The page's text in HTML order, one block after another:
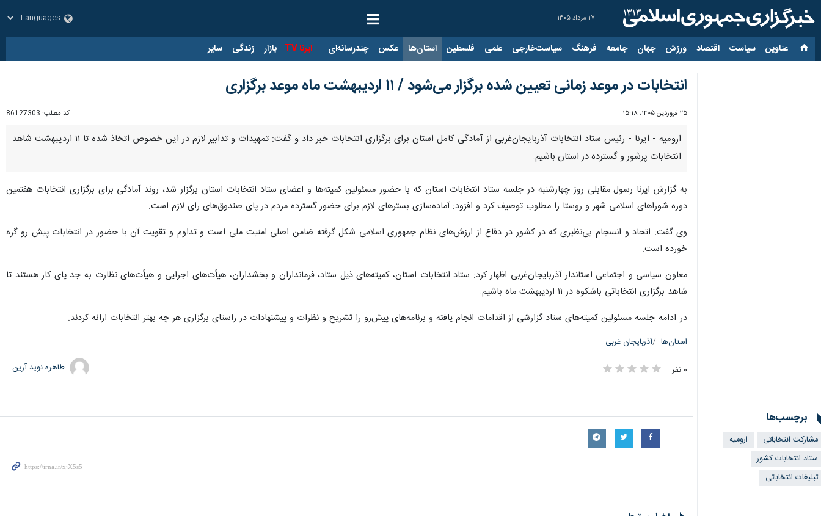
۱۷ مرداد ۱۴۰۵
عناوین‌ سیاست اقتصاد ورزش جهان جامعه فرهنگ سیاست‌خارجی علمی فلسطین استان‌ها عکس چندرسانه‌ای ایرنا TV بازار زندگی سایر
انتخابات در موعد زمانی تعیین شده برگزار می‌شود / ۱۱ اردیبهشت ماه موعد برگزاری
۲۵ فروردین ۱۴۰۵، ۱۵:۱۸ کد مطلب: 86127303
ارومیه - ایرنا - رئیس ستاد انتخابات آذربایجان‌غربی از آمادگی کامل استان برای برگزاری انتخابات خبر داد و گفت: تمهیدات و تدابیر لازم در این خصوص اتخاذ شده تا ۱۱ اردیبهشت شاهد
انتخابات پرشور و گسترده در استان باشیم.
به گزارش ایرنا رسول مقابلی روز چهارشنبه در جلسه ستاد انتخابات استان که با حضور مسئولین کمیته‌ها و اعضای ستاد انتخابات استان برگزار شد، روند آمادگی برای برگزاری انتخابات هفتمین
دوره شوراهای اسلامی شهر و روستا را مطلوب توصیف کرد و افزود: آماده‌سازی بسترهای لازم برای حضور گسترده مردم در پای صندوق‌های رای لازم است.
وی گفت: اتحاد و انسجام بی‌نظیری که در کشور در دفاع از ارزش‌های نظام جمهوری اسلامی شکل گرفته ضامن اصلی امنیت ملی است و تداوم و تقویت آن با حضور در انتخابات پیش رو گره
خورده است.
معاون سیاسی و اجتماعی استاندار آذربایجان‌غربی اظهار کرد: ستاد انتخابات استان، کمیته‌های ذیل ستاد، فرمانداران و بخشداران، هیأت‌های اجرایی و هیأت‌های نظارت به جد پای کار هستند تا
شاهد برگزاری انتخاباتی باشکوه در ۱۱ اردیبهشت ماه باشیم.
در ادامه جلسه مسئولین کمیته‌های ستاد گزارشی از اقدامات انجام یافته و برنامه‌های پیش‌رو را تشریح و نظرات و پیشنهادات در راستای برگزاری هر چه بهتر انتخابات ارائه کردند.
استان‌ها آذربایجان غربی
۰ نفر طاهره نوید آرین
برچسب‌ها
مشارکت انتخاباتی
ارومیه
ستاد انتخابات کشور
تبلیغات انتخاباتی